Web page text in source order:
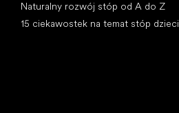
Naturalny rozwój stóp od A do Z
15 ciekawostek na temat stóp dzieci